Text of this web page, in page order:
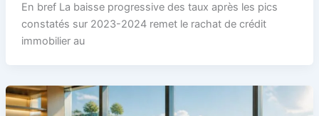
En bref La baisse progressive des taux après les pics
constatés sur 2023-2024 remet le rachat de crédit
immobilier au